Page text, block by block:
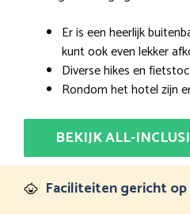
Er is een heerlijk
kunt ook even lekker
Diverse hikes en
Rondom het hotel zijn
BEKIJK ALL-
Faciliteiten gericht